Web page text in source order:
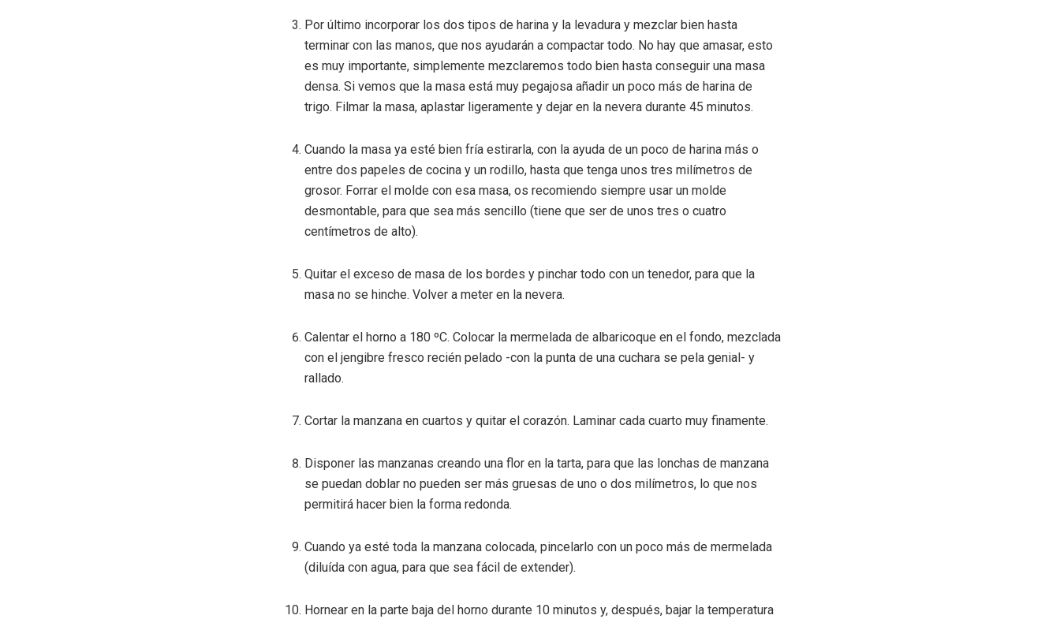
Por último incorporar los dos tipos de harina y la levadura y mezclar bien hasta
terminar con las manos, que nos ayudarán a compactar todo. No hay que amasar, esto
es muy importante, simplemente mezclaremos todo bien hasta conseguir una masa
densa. Si vemos que la masa está muy pegajosa añadir un poco más de harina de
trigo. Filmar la masa, aplastar ligeramente y dejar en la nevera durante 45 minutos.
Cuando la masa ya esté bien fría estirarla, con la ayuda de un poco de harina más o
entre dos papeles de cocina y un rodillo, hasta que tenga unos tres milímetros de
grosor. Forrar el molde con esa masa, os recomiendo siempre usar un molde
desmontable, para que sea más sencillo (tiene que ser de unos tres o cuatro
centímetros de alto).
Quitar el exceso de masa de los bordes y pinchar todo con un tenedor, para que la
masa no se hinche. Volver a meter en la nevera.
Calentar el horno a 180 ºC. Colocar la mermelada de albaricoque en el fondo, mezclada
con el jengibre fresco recién pelado -con la punta de una cuchara se pela genial- y
rallado.
Cortar la manzana en cuartos y quitar el corazón. Laminar cada cuarto muy finamente.
Disponer las manzanas creando una flor en la tarta, para que las lonchas de manzana
se puedan doblar no pueden ser más gruesas de uno o dos milímetros, lo que nos
permitirá hacer bien la forma redonda.
Cuando ya esté toda la manzana colocada, pincelarlo con un poco más de mermelada
(diluída con agua, para que sea fácil de extender).
Hornear en la parte baja del horno durante 10 minutos y, después, bajar la temperatura